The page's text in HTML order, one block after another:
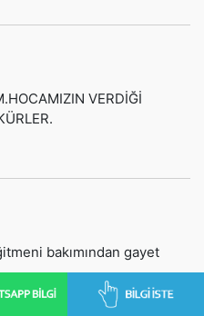
VERDİĞİ
bakımından gayet